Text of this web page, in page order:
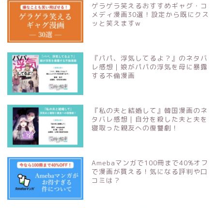
ゲラゲラ笑えるおすすめギャグ・コ
メディ漫画30選！設定から既にクス
ッと笑えますw
『パパ、浮気してるよ？』のネタバ
レ感想｜娘がパパの浮気を母に暴露
する不倫漫画
『私の夫と結婚して』韓国漫画のネ
タバレ感想｜自分を殺した夫と夫を
寝取った親友への復讐劇！
Amebaマンガで100冊まで40%オフ
で漫画が買える！気になる評判や口
コミは？